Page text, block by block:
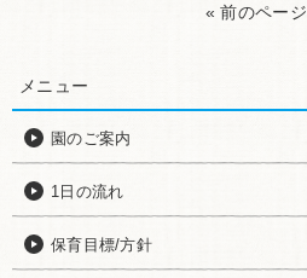
« 前のページ
メニュー
園のご案内
1日の流れ
保育目標/方針